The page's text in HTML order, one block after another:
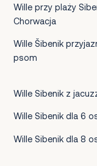
Wille przy plaży
Chorwacja
Wille Šibenik
psom
Wille Sibenik z
Wille Sibenik dla 6
Wille Sibenik dla 8